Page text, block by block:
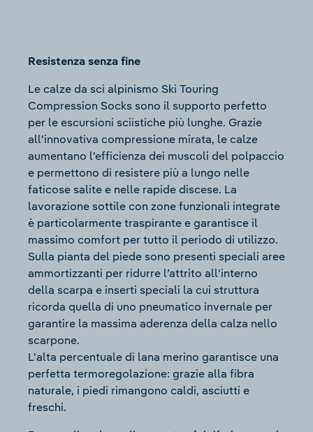
Resistenza senza fine
Le calze da sci alpinismo Ski Touring
Compression Socks sono il supporto perfetto
per le escursioni sciistiche più lunghe. Grazie
all'innovativa compressione mirata, le calze
aumentano l'efficienza dei muscoli del polpaccio
e permettono di resistere più a lungo nelle
faticose salite e nelle rapide discese. La
lavorazione sottile con zone funzionali integrate
è particolarmente traspirante e garantisce il
massimo comfort per tutto il periodo di utilizzo.
Sulla pianta del piede sono presenti speciali aree
ammortizzanti per ridurre l’attrito all'interno
della scarpa e inserti speciali la cui struttura
ricorda quella di uno pneumatico invernale per
garantire la massima aderenza della calza nello
scarpone.
L'alta percentuale di lana merino garantisce una
perfetta termoregolazione: grazie alla fibra
naturale, i piedi rimangono caldi, asciutti e
freschi.